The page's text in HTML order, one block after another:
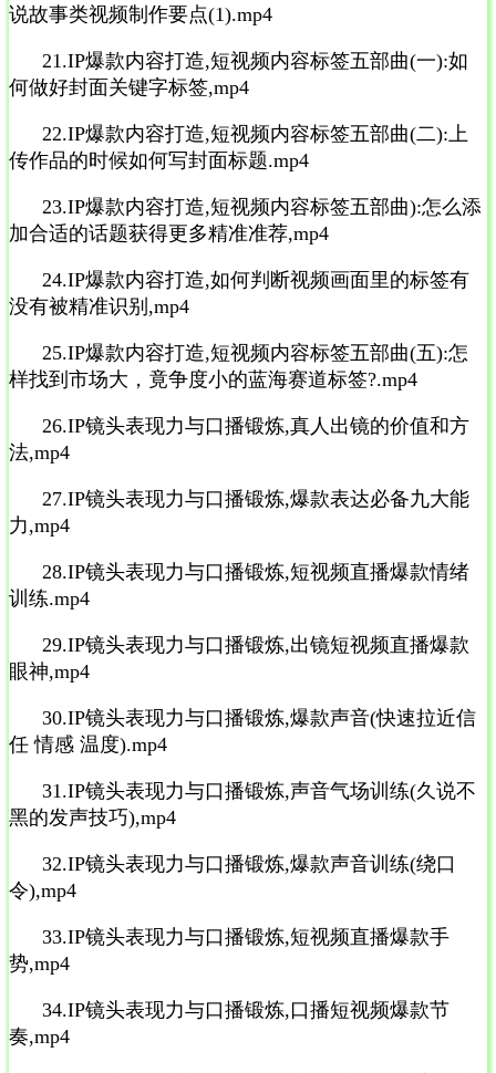
说故事类视频制作要点(1).mp4
21.IP爆款内容打造,短视频内容标签五部曲(一):如
何做好封面关键字标签,mp4
22.IP爆款内容打造,短视频内容标签五部曲(二):上
传作品的时候如何写封面标题.mp4
23.IP爆款内容打造,短视频内容标签五部曲):怎么添
加合适的话题获得更多精准准荐,mp4
24.IP爆款内容打造,如何判断视频画面里的标签有
没有被精准识别,mp4
25.IP爆款内容打造,短视频内容标签五部曲(五):怎
样找到市场大，竟争度小的蓝海赛道标签?.mp4
26.IP镜头表现力与口播锻炼,真人出镜的价值和方
法,mp4
27.IP镜头表现力与口播锻炼,爆款表达必备九大能
力,mp4
28.IP镜头表现力与口播锻炼,短视频直播爆款情绪
训练.mp4
29.IP镜头表现力与口播锻炼,出镜短视频直播爆款
眼神,mp4
30.IP镜头表现力与口播锻炼,爆款声音(快速拉近信
任 情感 温度).mp4
31.IP镜头表现力与口播锻炼,声音气场训练(久说不
黑的发声技巧),mp4
32.IP镜头表现力与口播锻炼,爆款声音训练(绕口
令),mp4
33.IP镜头表现力与口播锻炼,短视频直播爆款手
势,mp4
34.IP镜头表现力与口播锻炼,口播短视频爆款节
奏,mp4